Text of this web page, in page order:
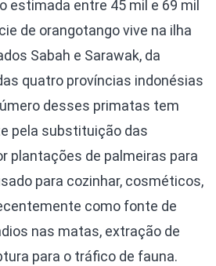
estimada entre 45 mil e 69 mil
de orangotango vive na ilha
Sabah e Sarawak, da
quatro províncias indonésias
desses primatas tem
pela substituição das
plantações de palmeiras para
para cozinhar, cosméticos,
como fonte de
nas matas, extração de
para o tráfico de fauna.